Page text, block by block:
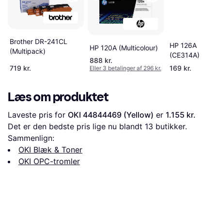
Brother DR-241CL
(Multipack)
719 kr.
HP 120A (Multicolour)
888 kr.
Eller 3 betalinger af 296 kr.
HP 126A
(CE314A)
169 kr.
Læs om produktet
Laveste pris for OKI 44844469 (Yellow) er 1.155 kr.
Det er den bedste pris lige nu blandt 13 butikker.
Sammenlign:
OKI Blæk & Toner
OKI OPC-tromler